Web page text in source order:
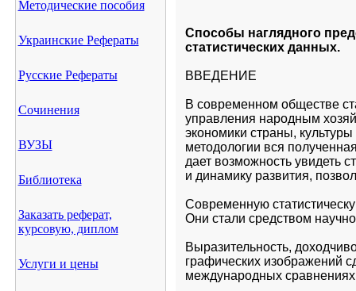
Методические пособия
Украинские Рефераты
Русские Рефераты
Сочинения
ВУЗЫ
Библиотека
Заказать реферат,
курсовую, диплом
Услуги и цены
Способы наглядного
статистических данных.
ВВЕДЕНИЕ
В современном обществе
управления народным
экономики страны,
методологии вся
дает возможность увидеть
и динамику развития,
Современную
Они стали средством
Выразительность,
графических изображений
международных